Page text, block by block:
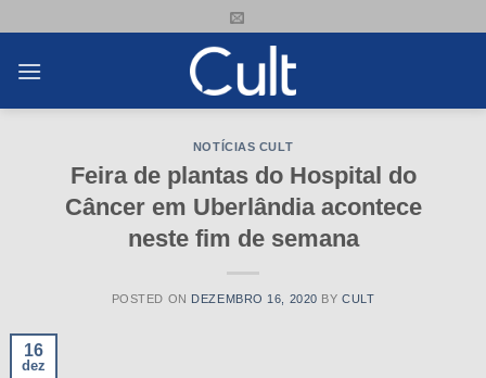
content
NOTÍCIAS CULT
Feira de plantas do Hospital do
Câncer em Uberlândia acontece
neste fim de semana
POSTED ON DEZEMBRO 16, 2020 BYCULT
16
dez